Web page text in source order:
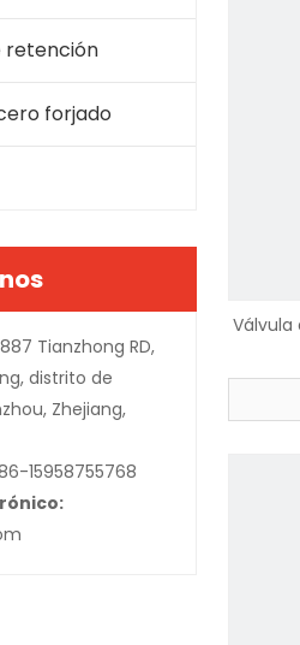
retención
forjado
Tianzhong RD,
distrito de
Zhejiang,
15958755768
Válvula